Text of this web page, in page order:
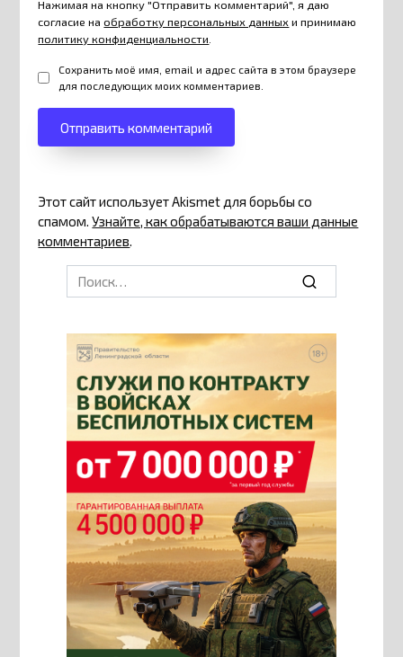
Нажимая на кнопку "Отправить комментарий", я даю
согласие наобработку персональных данных и принимаю
политику конфиденциальности
Сохранить моё имя, email и адрес сайта в этом браузере
для последующих моих комментариев.
Этот сайт использует Akismet для борьбы со
спамом.Узнайте, как обрабатываются ваши данные
комментариев.
Search
for: